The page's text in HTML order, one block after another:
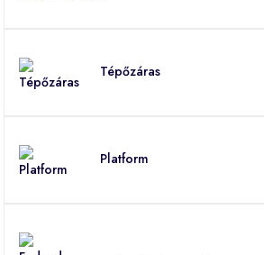
Tépőzáras
Platform